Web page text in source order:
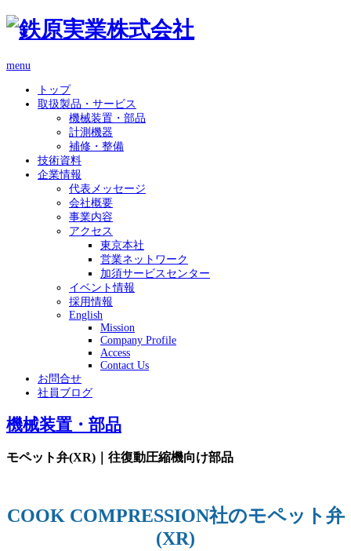
menu
トップ
取扱製品・サービス
機械装置・部品
計測機器
補修・整備
技術資料
企業情報
代表メッセージ
会社概要
事業内容
アクセス
東京本社
営業ネットワーク
加須サービスセンター
イベント情報
採用情報
English
Mission
Company Profile
Access
Contact Us
お問合せ
社員ブログ
機械装置・部品
モペット弁(XR)｜往復動圧縮機向け部品
COOK COMPRESSION社のモペット弁
(XR)